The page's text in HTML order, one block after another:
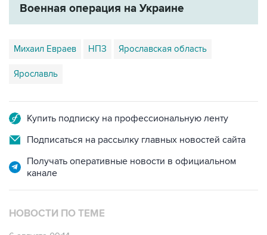
Военная операция на Украине
Михаил Евраев НПЗ Ярославская область
Ярославль
Купить подписку на профессиональную ленту
Подписаться на рассылку главных новостей сайта
Получать оперативные новости в официальном
канале
НОВОСТИ ПО ТЕМЕ